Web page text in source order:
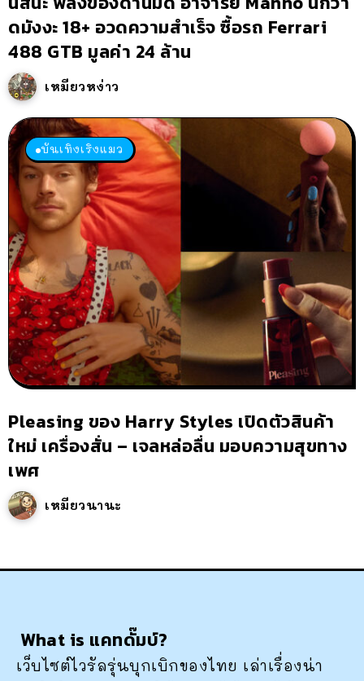
ดมังงะ 18+ อวดความสำเร็จ ซื้อรถ Ferrari
488 GTB มูลค่า 24 ล้าน
เหมียวหง่าว
บันเทิงเริงแมว
Pleasing ของ Harry Styles เปิดตัวสินค้า
ใหม่ เครื่องสั่น – เจลหล่อลื่น มอบความสุขทาง
เพศ
เหมียวนานะ
What is แคทดั๊มบ์?
เว็บไซต์ไวรัลรุ่นบุกเบิกของไทย เล่าเรื่องน่า